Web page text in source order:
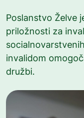
Poslanstvo Želve
priložnosti za
invalidom
družbi.